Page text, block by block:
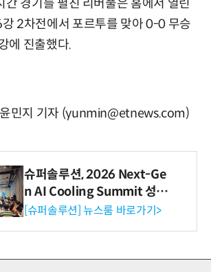
간 경기를 펼친 리버풀은 홈에서 열린
2차전에서 포르투를 맞아 0-0 무승
에 진출했다.
민지 기자 (yunmin@etnews.com)
슈퍼솔루션, 2026 Next-Ge
n AI Cooling Summit 성황
리 성료
[슈퍼솔루션] 뉴스룸 바로가기>